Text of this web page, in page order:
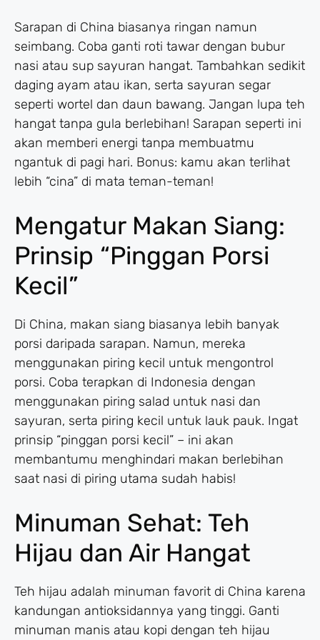
Sarapan di China biasanya ringan namun
seimbang. Coba ganti roti tawar dengan bubur
nasi atau sup sayuran hangat. Tambahkan sedikit
daging ayam atau ikan, serta sayuran segar
seperti wortel dan daun bawang. Jangan lupa teh
hangat tanpa gula berlebihan! Sarapan seperti ini
akan memberi energi tanpa membuatmu
ngantuk di pagi hari. Bonus: kamu akan terlihat
lebih “cina” di mata teman-teman!
Mengatur Makan Siang:
Prinsip “Pinggan Porsi
Kecil”
Di China, makan siang biasanya lebih banyak
porsi daripada sarapan. Namun, mereka
menggunakan piring kecil untuk mengontrol
porsi. Coba terapkan di Indonesia dengan
menggunakan piring salad untuk nasi dan
sayuran, serta piring kecil untuk lauk pauk. Ingat
prinsip “pinggan porsi kecil” – ini akan
membantumu menghindari makan berlebihan
saat nasi di piring utama sudah habis!
Minuman Sehat: Teh
Hijau dan Air Hangat
Teh hijau adalah minuman favorit di China karena
kandungan antioksidannya yang tinggi. Ganti
minuman manis atau kopi dengan teh hijau